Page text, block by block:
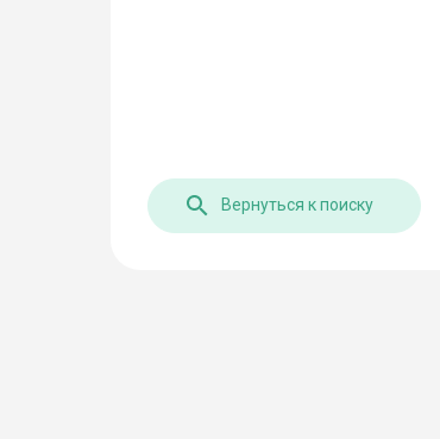
Вернуться к поиску